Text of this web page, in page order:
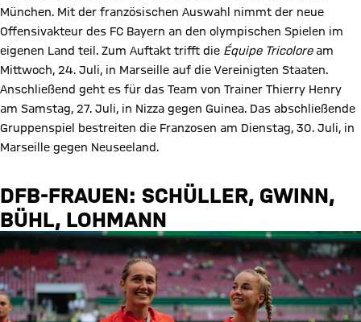
München. Mit der französischen Auswahl nimmt der neue
Offensivakteur des FC Bayern an den olympischen Spielen im
eigenen Land teil. Zum Auftakt trifft die Équipe Tricoloream
Mittwoch, 24. Juli, in Marseille auf die Vereinigten Staaten.
Anschließend geht es für das Team von Trainer Thierry Henry
am Samstag, 27. Juli, in Nizza gegen Guinea. Das abschließende
Gruppenspiel bestreiten die Franzosen am Dienstag, 30. Juli, in
Marseille gegen Neuseeland.
DFB-FRAUEN: SCHÜLLER, GWINN,
BÜHL, LOHMANN